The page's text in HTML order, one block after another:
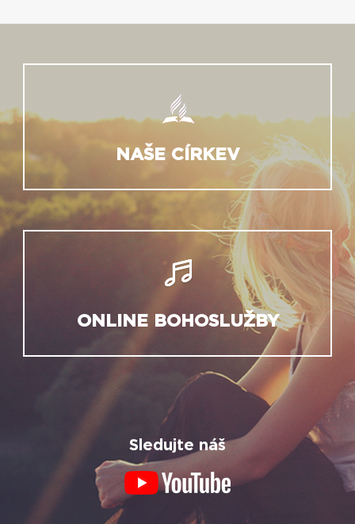
NAŠE CÍRKEV
ONLINE BOHOSLUŽBY
Sledujte náš